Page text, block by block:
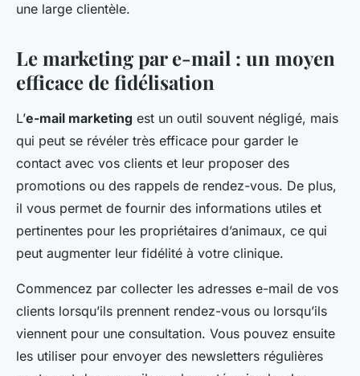
une large clientèle.
Le marketing par e-mail : un moyen
efficace de fidélisation
L’e-mail marketing est un outil souvent négligé, mais
qui peut se révéler très efficace pour garder le
contact avec vos clients et leur proposer des
promotions ou des rappels de rendez-vous. De plus,
il vous permet de fournir des informations utiles et
pertinentes pour les propriétaires d’animaux, ce qui
peut augmenter leur fidélité à votre clinique.
Commencez par collecter les adresses e-mail de vos
clients lorsqu’ils prennent rendez-vous ou lorsqu’ils
viennent pour une consultation. Vous pouvez ensuite
les utiliser pour envoyer des newsletters régulières